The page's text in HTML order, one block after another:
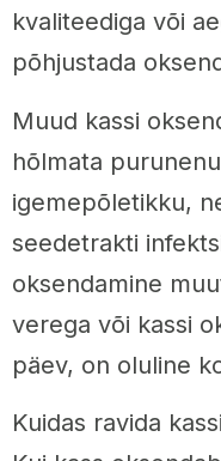
kvaliteediga või
põhjustada
Muud kassi
hõlmata
igemepõletikku,
seedetrakti
oksendamine
verega või kassi
päev, on oluline
Kuidas ravida